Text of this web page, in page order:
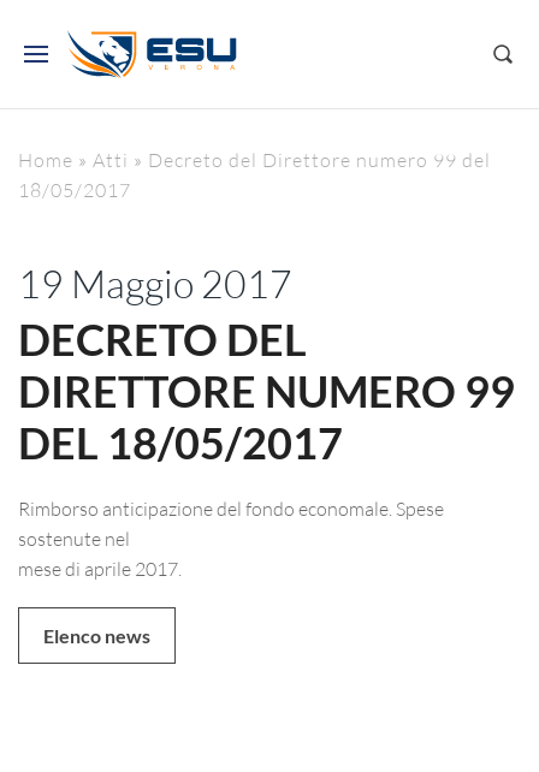
Home » Atti » Decreto del Direttore numero 99 del
18/05/2017
19 Maggio 2017
DECRETO DEL
DIRETTORE NUMERO 99
DEL 18/05/2017
Rimborso anticipazione del fondo economale. Spese
sostenute nel
mese di aprile 2017.
Elenco news